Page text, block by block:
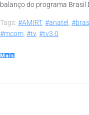
balanço do programa Brasil
Tags: #AMIRT, #anatel ,
#mcom, #tv, #tv3.0
Mais